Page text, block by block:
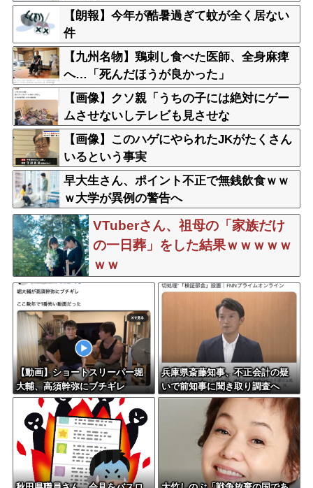
【朗報】今年が酷暑過ぎて蚊が全く居ない
件
【九州名物】鶏刺し食べた医師、全身麻痺
へ…「死んだほうが良かった」
【画像】クソ親「うちの子には絶対にゲー
ムさせないしテレビも見させな
い！！！！！」
【画像】このハゲにやられたJKがたくさん
いるという事実
早大生さん、ポイント不正で無銭飲食ｗｗ
ｗ大学が異例の警告へ
VTuberさん、祖母の「家族だけ
の一日葬」をした結果ｗｗｗｗｗ
ｗｗ
【動画】ショートスリーパー堀
大輔、高須幹弥にブチギレ
兵庫県斎藤知事、不正会計の疑
いで前知事に聞き取り調査へ